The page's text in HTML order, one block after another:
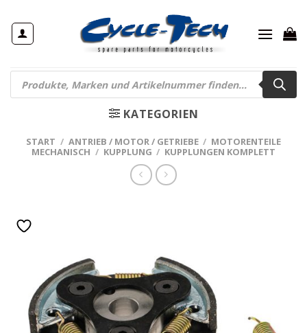
Inhalt
springen
Products
search
KATEGORIEN
START / ANTRIEB / MOTOR / GETRIEBE / MOTORENTEILE
MECHANISCH / KUPPLUNG / KUPPLUNGEN KOMPLETT